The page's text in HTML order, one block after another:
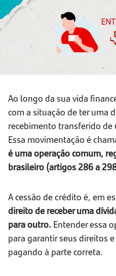
Ao longo da sua vida
com a situação de ter uma
recebimento transferido
Essa movimentação é
é uma operação comum,
brasileiro (artigos 286 a
A cessão de crédito é, em
direito de receber uma
para outro. Entender essa
para garantir seus direitos
pagando à parte correta.